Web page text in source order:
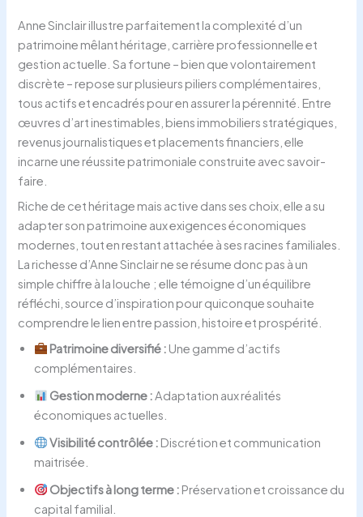
Anne Sinclair illustre parfaitement la complexité d’un
patrimoine mêlant héritage, carrière professionnelle et
gestion actuelle. Sa fortune – bien que volontairement
discrète – repose sur plusieurs piliers complémentaires,
tous actifs et encadrés pour en assurer la pérennité. Entre
œuvres d’art inestimables, biens immobiliers stratégiques,
revenus journalistiques et placements financiers, elle
incarne une réussite patrimoniale construite avec savoir-
faire.
Riche de cet héritage mais active dans ses choix, elle a su
adapter son patrimoine aux exigences économiques
modernes, tout en restant attachée à ses racines familiales.
La richesse d’Anne Sinclair ne se résume donc pas à un
simple chiffre à la louche ; elle témoigne d’un équilibre
réfléchi, source d’inspiration pour quiconque souhaite
comprendre le lien entre passion, histoire et prospérité.
Patrimoine diversifié : Une gamme d’actifs
complémentaires.
Gestion moderne :Adaptation aux réalités
économiques actuelles.
Visibilité contrôlée : Discrétion et communication
maitrisée.
Objectifs à long terme : Préservation et croissance du
capital familial.